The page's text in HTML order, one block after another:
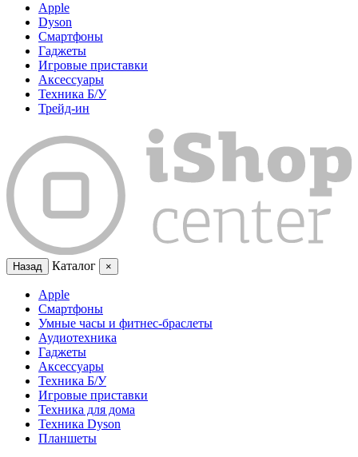
Apple
Dyson
Смартфоны
Гаджеты
Игровые приставки
Аксессуары
Техника Б/У
Трейд-ин
Назад Каталог ×
Apple
Смартфоны
Умные часы и фитнес-браслеты
Аудиотехника
Гаджеты
Аксессуары
Техника Б/У
Игровые приставки
Техника для дома
Техника Dyson
Планшеты